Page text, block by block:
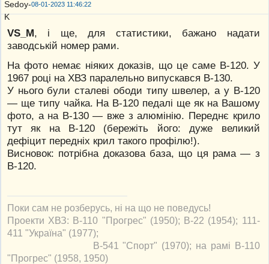
08-01-2023 11:46:22
VS_M, і ще, для статистики, бажано надати
заводській номер рами.
На фото немає ніяких доказів, що це саме В-120. У
1967 році на ХВЗ паралельно випускався В-130.
У нього були сталеві ободи типу швелер, а у В-120
— ще типу чайка. На В-120 педалі ще як на Вашому
фото, а на В-130 — вже з алюмінію. Переднє крило
тут як на В-120 (бережіть його: дуже великий
дефіцит передніх крил такого профілю!).
Висновок: потрібна доказова база, що ця рама — з
В-120.
Поки сам не розберусь, ні на що не поведусь!
Проекти ХВЗ: В-110 "Прогрес" (1950); В-22 (1954); 111-
411 "Україна" (1977);
В-541 "Спорт" (1970); на рамі В-110
"Прогрес" (1958, 1950)